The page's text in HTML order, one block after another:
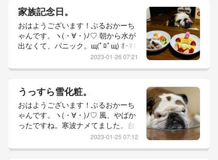
波の影響で冷え込み人生初の水道凍
結を経験。1時間ごとに確かめてみ
ますがさっぱりわやですわ。(￣∀
￣；)結局、太陽が高く登り始めた
頃…ようやく、ちょろちょろと。ﾜ
———ヽ(・∀・)ﾉ———ｲ朝ご飯と弁
当...
家族記念日。
おはようございます！ぶるおかーち
ゃんです。ヽ(・∀・)ﾉ♡ 朝から水が
出なくて、パニック。щ(ﾟﾛﾟщ) ｵｰﾏｲ
ｶﾞｰｯ!!寒波の影響なん？凍結してる
っちゃんにとっては、初めての積
雪！雪のあるうちに遊ばせてみた
い！かーちゃん、朝からやる気
満々！なのに、坊っちゃんたら…ベ
ランダが濡れていてUター
ン。・・・（#￣∇￣#）・・・ま
ぁ…予...
2023-01-26 07:21
うっすら雪化粧。
おはようございます！ぶるおかーち
ゃんです。ヽ(・∀・)ﾉ♡ 風、やばか
ったですね。寒波ナメてました。台
風より風きつかったかも。昨日のお
2023-01-25 07:12